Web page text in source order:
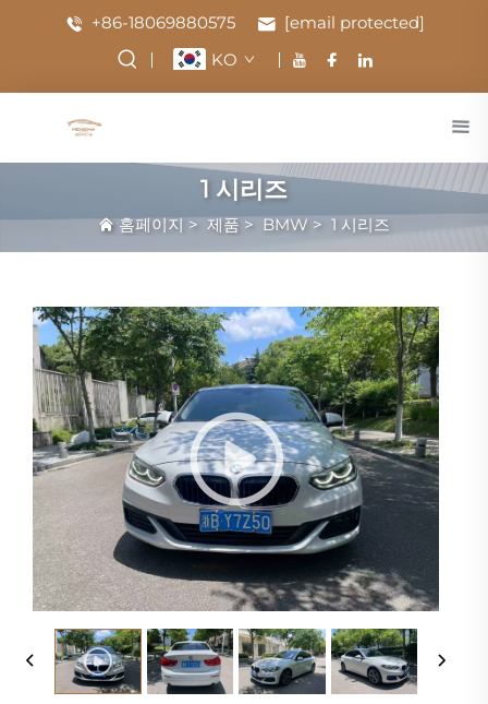
+86-18069880575
[email protected]
KO
1 시리즈
홈페이지 > 제품 > BMW > 1 시리즈